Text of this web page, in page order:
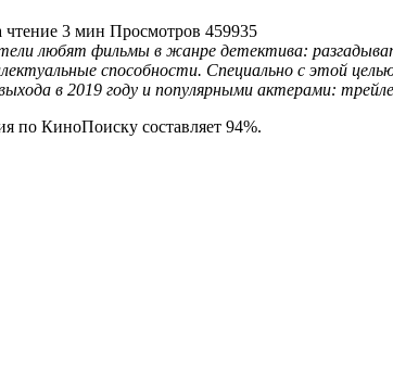
чтение 3 мин Просмотров 459935
любят фильмы в жанре детектива:
способности. Специально с этой
в 2019 году и популярными актерами:
по КиноПоиску составляет 94%.